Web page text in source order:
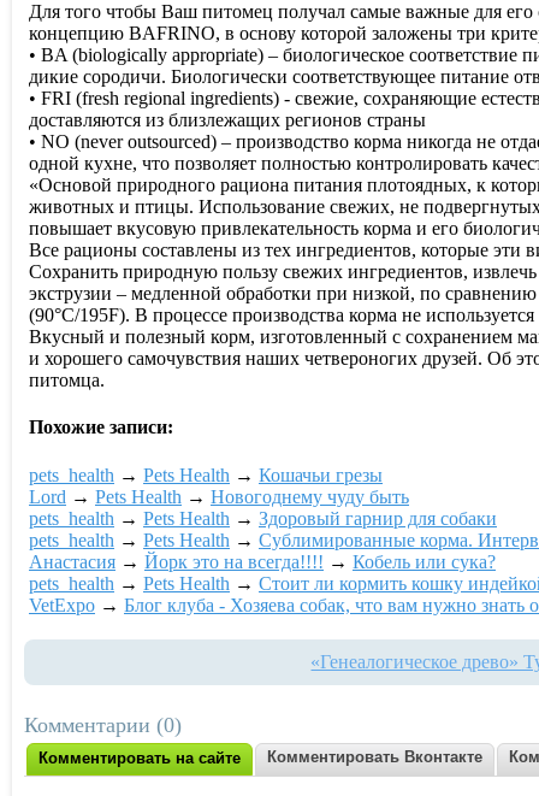
Для того чтобы Ваш питомец получал самые важные для его
концепцию BAFRINO, в основу которой заложены три
• BA (biologically appropriate) – биологическое
дикие сородичи. Биологически соответствующее питание
• FRI (fresh regional ingredients) - свежие, сохраняющие
доставляются из близлежащих регионов страны
• NO (never outsourced) – производство корма никогда не
одной кухне, что позволяет полностью контролировать
«Основой природного рациона питания плотоядных, к
животных и птицы. Использование свежих, не
повышает вкусовую привлекательность корма и его
Все рационы составлены из тех ингредиентов, которые
Сохранить природную пользу свежих ингредиентов,
экструзии – медленной обработки при низкой, по
(90°C/195F). В процессе производства корма не
Вкусный и полезный корм, изготовленный с сохранением
и хорошего самочувствия наших четвероногих друзей. Об
питомца.
Похожие записи:
pets_health → Pets Health → Кошачьи грезы
Lord → Pets Health → Новогоднему чуду быть
pets_health → Pets Health → Здоровый гарнир для собаки
pets_health → Pets Health → Сублимированные корма.
Анастасия → Йорк это на всегда!!!! → Кобель или сука?
pets_health → Pets Health → Стоит ли кормить кошку
VetExpo → Блог клуба - Хозяева собак, что вам нужно
«Генеалогическое древо»
Комментарии (0)
Комментировать на сайте Комментировать Вконтакте